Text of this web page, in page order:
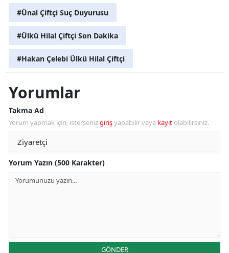
#Ünal Çiftçi Suç Duyurusu
#Ülkü Hilal Çiftçi Son Dakika
#Hakan Çelebi Ülkü Hilal Çiftçi
Yorumlar
Takma Ad
Yorum yapmak için, istersenizgirişyapabilir veya kayıt olabilirsiniz.
Yorum Yazın (500 Karakter)
GÖNDER